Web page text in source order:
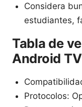
Considera
estudiantes,
Tabla de
Android
Protocolos: